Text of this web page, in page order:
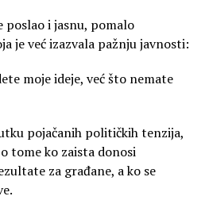
poslao i jasnu, pomalo
je već izazvala pažnju javnosti:
moje ideje, već što nemate
pojačanih političkih tenzija,
tome ko zaista donosi
za građane, a ko se